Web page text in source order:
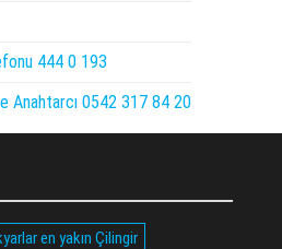
444 0 193
Anahtarcı 0542 317 84 20
en yakın Çilingir